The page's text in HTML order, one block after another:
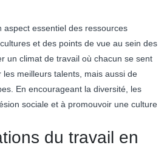
aspect essentiel des ressources
et des points de vue au sein des
un climat de travail où chacun se sent
meilleurs talents, mais aussi de
En encourageant la diversité, les
sociale et à promouvoir une culture
du travail en